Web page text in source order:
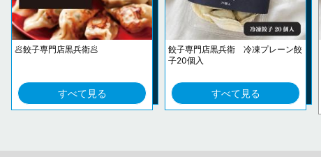
🥟餃子専門店黒兵衛🥟
すべて見る
餃子専門店黒兵衛 冷凍プレーン餃
子20個入
すべて見る